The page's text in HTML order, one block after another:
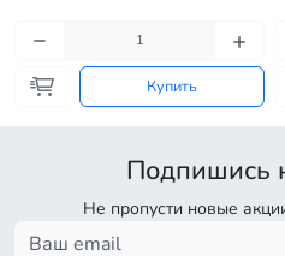
Купить
Подпишись
Не пропусти новые